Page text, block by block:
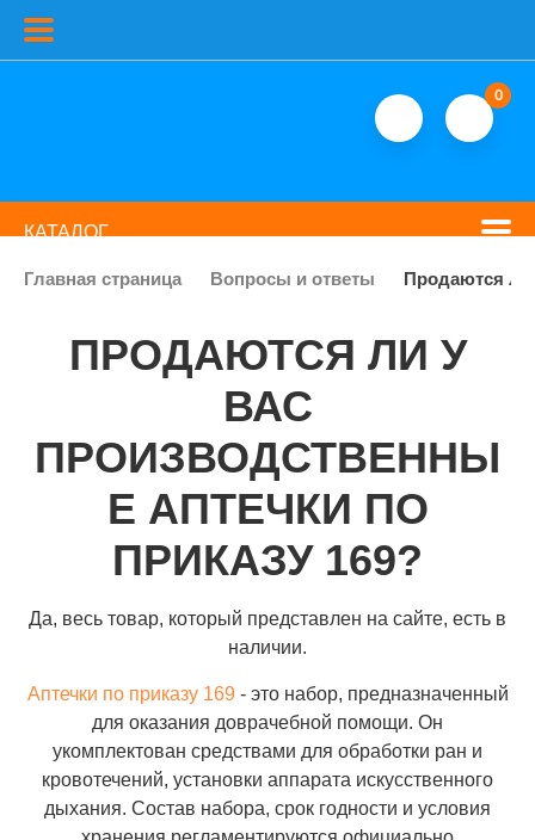
0
КАТАЛОГ
Главная страница Вопросы и ответы Продаются ли
ПРОДАЮТСЯ ЛИ У
ВАС
ПРОИЗВОДСТВЕННЫ
Е АПТЕЧКИ ПО
ПРИКАЗУ 169?
Да, весь товар, который представлен на сайте, есть в
наличии.
Аптечки по приказу 169- это набор, предназначенный
для оказания доврачебной помощи. Он
укомплектован средствами для обработки ран и
кровотечений, установки аппарата искусственного
дыхания. Состав набора, срок годности и условия